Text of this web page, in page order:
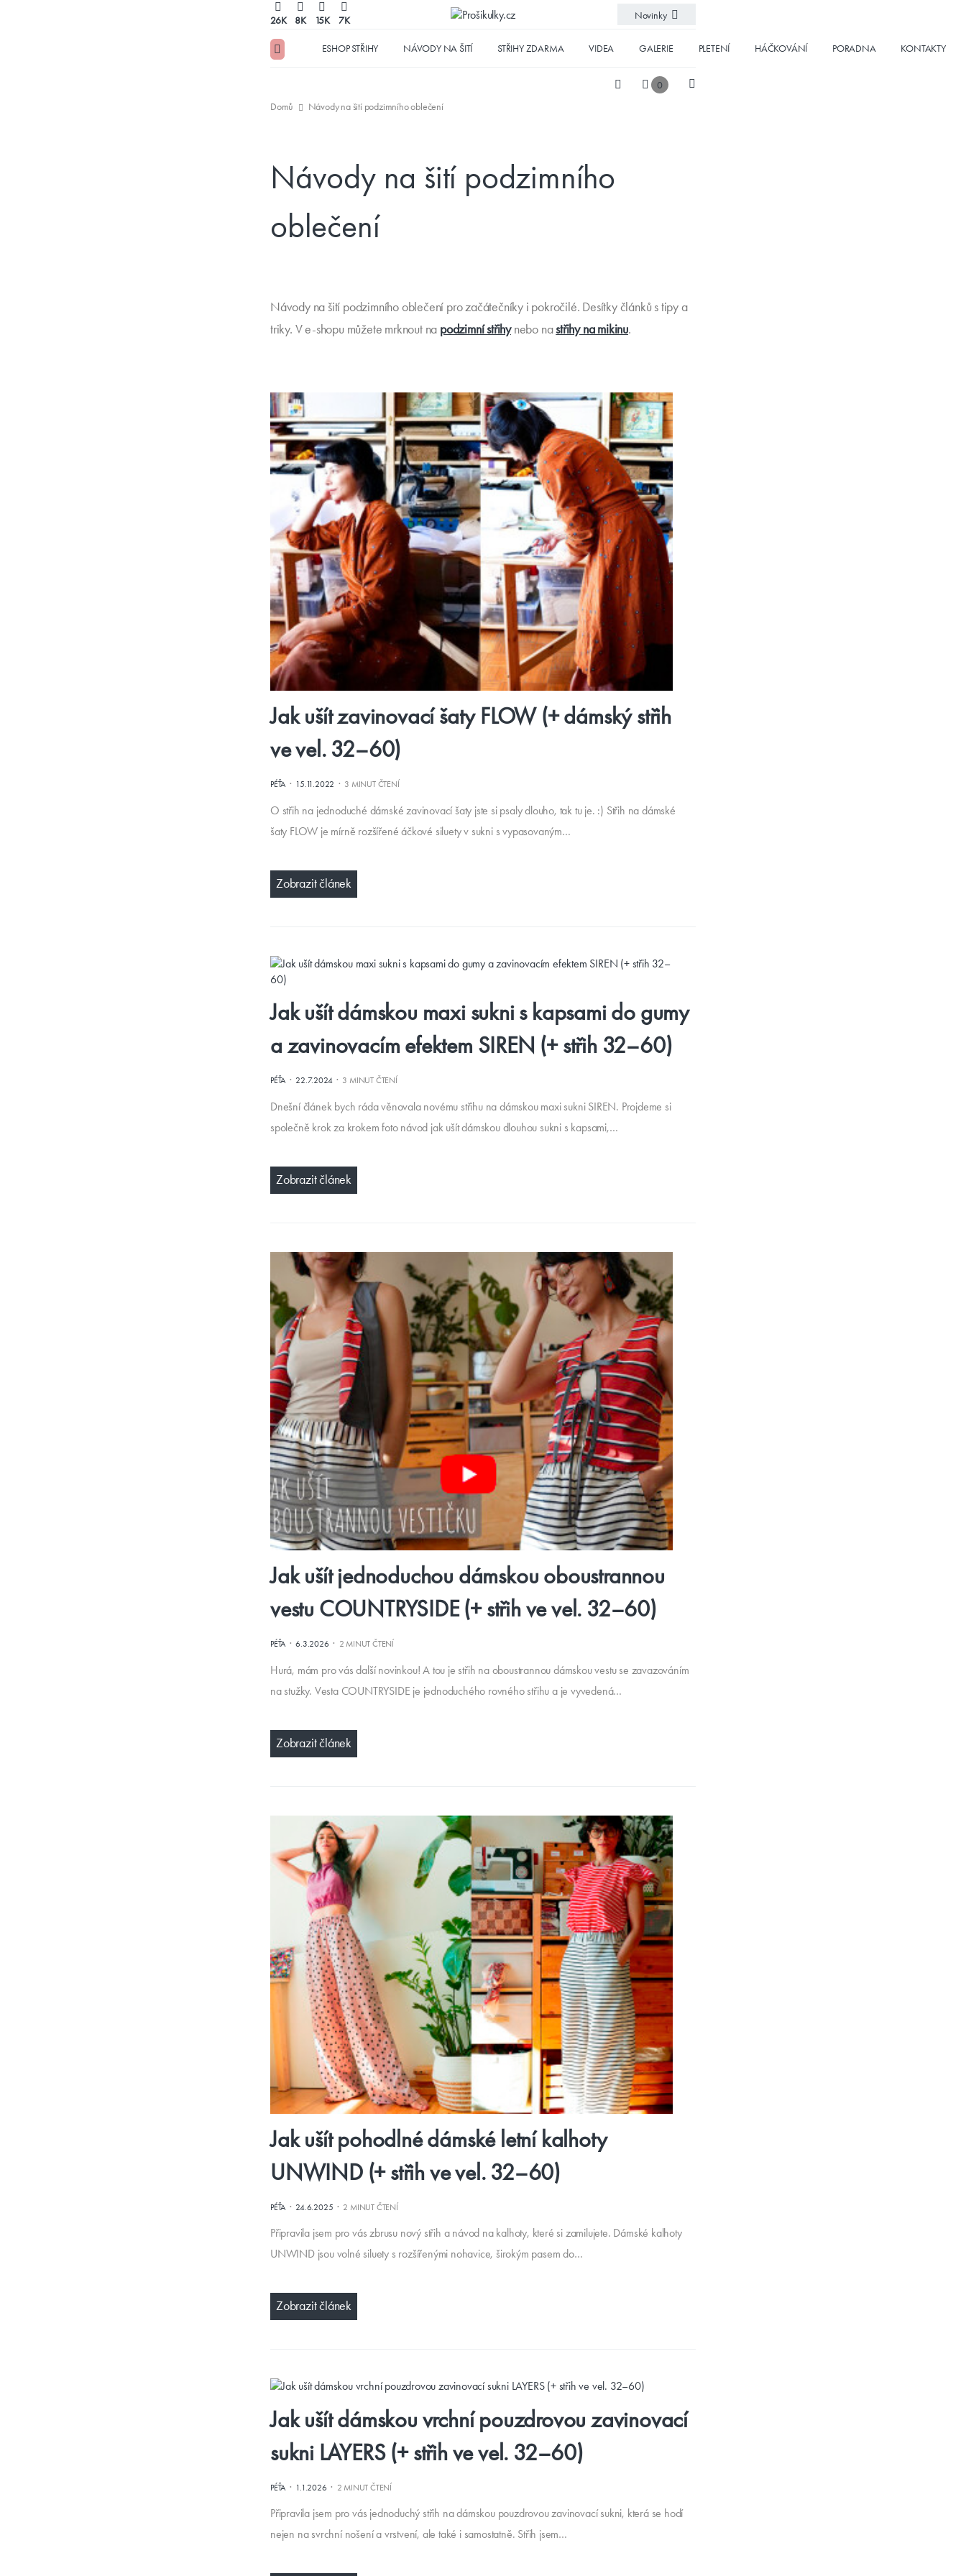
26K 8K 15K 7K Novinky
ESHOP STŘIHY NÁVODY NA ŠITÍ STŘIHY ZDARMA VIDEA GALERIE PLETENÍ HÁČKOVÁNÍ PORADNA KONTAKTY
0
Domů
Návody na šití podzimního oblečení
Návody na šití podzimního
oblečení
Návody na šití podzimního oblečení pro začátečníky i pokročilé. Desítky článků s tipy a
triky. V e-shopu můžete mrknout na podzimní střihynebo nastřihy na mikinu.
Jak ušít zavinovací šaty FLOW (+ dámský střih
ve vel. 32–60)
PÉŤA· 15.11.2022 · 3 MINUT ČTENÍ
O střih na jednoduché dámské zavinovací šaty jste si psaly dlouho, tak tu je. :) Střih na dámské
šaty FLOW je mírně rozšířené áčkové siluety v sukni s vypasovaným…
Zobrazit článek
Jak ušít dámskou maxi sukni s kapsami do gumy
a zavinovacím efektem SIREN (+ střih 32–60)
PÉŤA· 22.7.2024· 3 MINUT ČTENÍ
Dnešní článek bych ráda věnovala novému střihu na dámskou maxi sukni SIREN. Projdeme si
společně krok za krokem foto návod jak ušít dámskou dlouhou sukni s kapsami,…
Zobrazit článek
Jak ušít jednoduchou dámskou oboustrannou
vestu COUNTRYSIDE (+ střih ve vel. 32–60)
PÉŤA·6.3.2026· 2 MINUT ČTENÍ
Hurá, mám pro vás další novinkou! A tou je střih na oboustrannou dámskou vestu se zavazováním
na stužky. Vesta COUNTRYSIDE je jednoduchého rovného střihu a je vyvedená…
Zobrazit článek
Jak ušít pohodlné dámské letní kalhoty
UNWIND (+ střih ve vel. 32–60)
PÉŤA· 24.6.2025 · 2 MINUT ČTENÍ
Připravila jsem pro vás zbrusu nový střih a návod na kalhoty, které si zamilujete. Dámské kalhoty
UNWIND jsou volné siluety s rozšířenými nohavice, širokým pasem do…
Zobrazit článek
Jak ušít dámskou vrchní pouzdrovou zavinovací
sukni LAYERS (+ střih ve vel. 32–60)
PÉŤA· 1.1.2026· 2 MINUT ČTENÍ
Připravila jsem pro vás jednoduchý střih na dámskou pouzdrovou zavinovací sukni, která se hodí
nejen na svrchní nošení a vrstvení, ale také i samostatně. Střih jsem…